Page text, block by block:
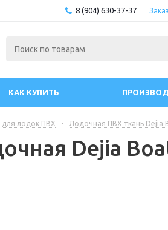
8 (904) 630-37-37
КАК КУПИТЬ
для лодок ПВХ - Лодочная ПВХ ткань Dejia
Dejia